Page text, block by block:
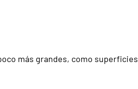
más grandes, como superficies